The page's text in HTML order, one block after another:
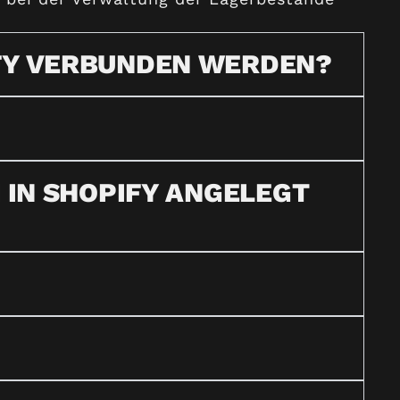
VERBUNDEN WERDEN?
SHOPIFY ANGELEGT